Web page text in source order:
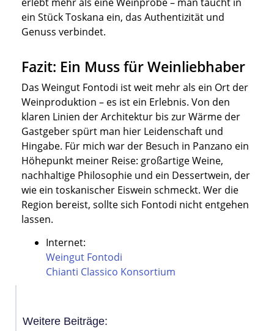
ein Stück Toskana ein, das Authentizität und
Genuss verbindet.
Fazit: Ein Muss für Weinliebhaber
Das Weingut Fontodi ist weit mehr als ein Ort der
Weinproduktion – es ist ein Erlebnis. Von den
klaren Linien der Architektur bis zur Wärme der
Gastgeber spürt man hier Leidenschaft und
Hingabe. Für mich war der Besuch in Panzano ein
Höhepunkt meiner Reise: großartige Weine,
nachhaltige Philosophie und ein Dessertwein, der
wie ein toskanischer Eiswein schmeckt. Wer die
Region bereist, sollte sich Fontodi nicht entgehen
lassen.
Internet:
Weingut Fontodi
Chianti Classico Konsortium
Weitere Beiträge: